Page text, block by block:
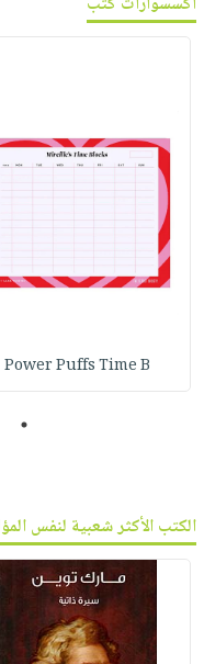
Power Puffs Time B
1
الكتب الأكثر شعبية لنفس